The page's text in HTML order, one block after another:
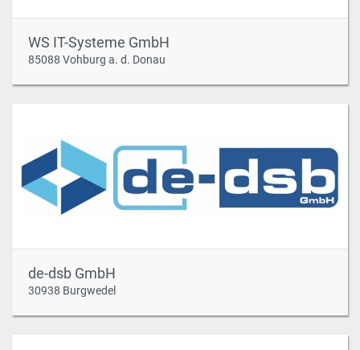
WS IT-Systeme GmbH
85088 Vohburg a. d. Donau
de-dsb GmbH
30938 Burgwedel